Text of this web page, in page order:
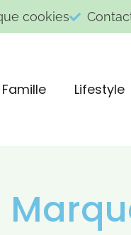
cookies
Famille Lifestyle